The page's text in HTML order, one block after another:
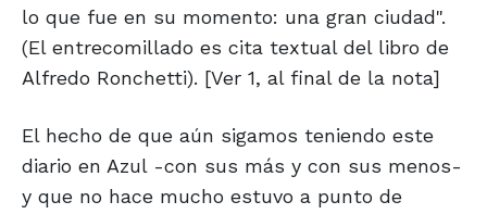
lo que fue en su momento: una gran ciudad".
(El entrecomillado es cita textual del libro de
Alfredo Ronchetti). [Ver 1, al final de la nota]
El hecho de que aún sigamos teniendo este
diario en Azul -con sus más y con sus menos-
y que no hace mucho estuvo a punto de